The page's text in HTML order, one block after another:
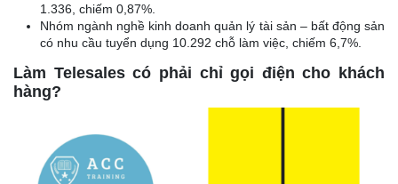
1.336, chiếm 0,87%.
Nhóm ngành nghề kinh doanh quản lý tài sản – bất động sản
có nhu cầu tuyển dụng 10.292 chỗ làm việc, chiếm 6,7%.
Làm Telesales có phải chỉ gọi điện cho khách
hàng?